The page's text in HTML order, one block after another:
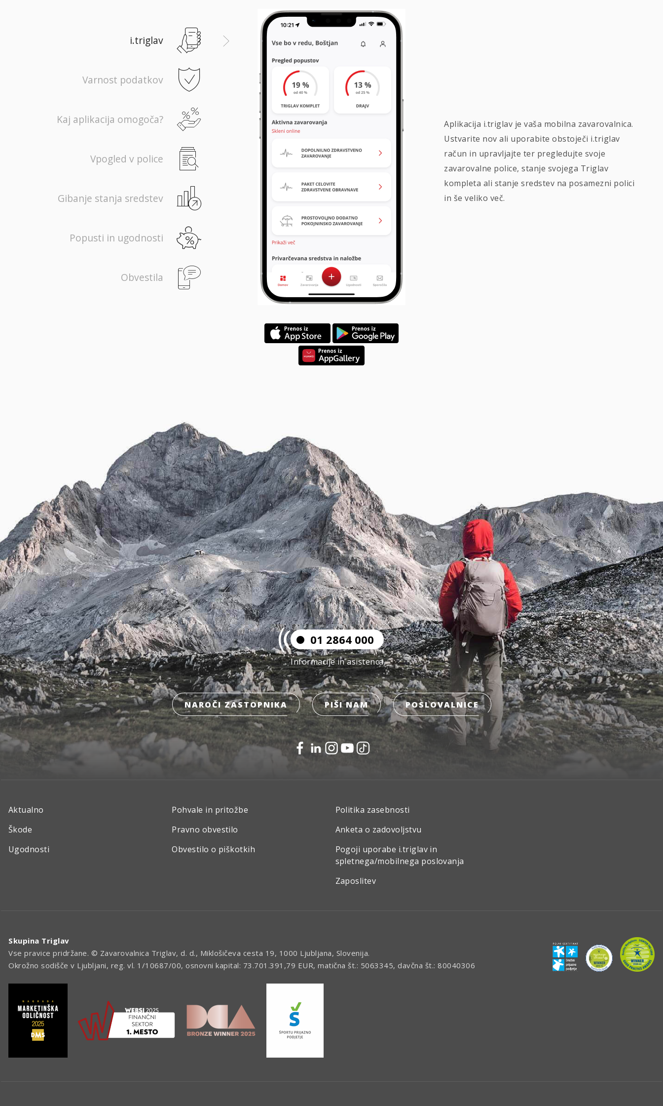
i.triglav
Varnost podatkov
Kaj aplikacija omogoča?
Vpogled v police
Gibanje stanja sredstev
Popusti in ugodnosti
Obvestila
Aplikacija i.triglav je vaša mobilna zavarovalnica.
Ustvarite nov ali uporabite obstoječi i.triglav
račun in upravljajte ter pregledujte svoje
zavarovalne police, stanje svojega Triglav
kompleta ali stanje sredstev na posamezni polici
in še veliko več.
01 2864 000
Informacije in asistenca
NAROČI ZASTOPNIKA PIŠI NAM POSLOVALNICE
Aktualno
Škode
Ugodnosti
Pohvale in pritožbe
Pravno obvestilo
Obvestilo o piškotkih
Politika zasebnosti
Anketa o zadovoljstvu
Pogoji uporabe i.triglav in
spletnega/mobilnega poslovanja
Zaposlitev
Skupina Triglav
Vse pravice pridržane. © Zavarovalnica Triglav, d. d., Miklošičeva cesta 19, 1000 Ljubljana, Slovenija.
Okrožno sodišče v Ljubljani, reg. vl. 1/10687/00, osnovni kapital: 73.701.391,79 EUR, matična št.: 5063345, davčna št.: 80040306